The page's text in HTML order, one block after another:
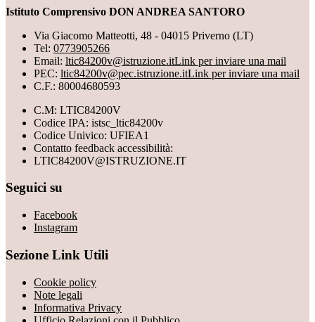
Istituto Comprensivo DON ANDREA SANTORO
Via Giacomo Matteotti, 48 - 04015 Priverno (LT)
Tel: 0773905266
Email: ltic84200v@istruzione.itLink per inviare una mail
PEC: ltic84200v@pec.istruzione.itLink per inviare una mail
C.F.: 80004680593
C.M: LTIC84200V
Codice IPA: istsc_ltic84200v
Codice Univico: UFIEA1
Contatto feedback accessibilità:
LTIC84200V@ISTRUZIONE.IT
Seguici su
Facebook
Instagram
Sezione Link Utili
Cookie policy
Note legali
Informativa Privacy